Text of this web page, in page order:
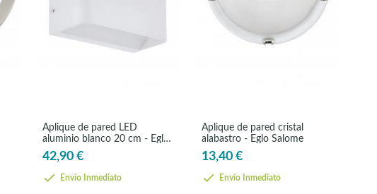
Aplique de pared LED
aluminio blanco 20 cm - Eglo
Sania4
42,90 €
Envío Inmediato
Aplique de pared cristal
alabastro - Eglo Salome
13,40 €
Envío Inmediato